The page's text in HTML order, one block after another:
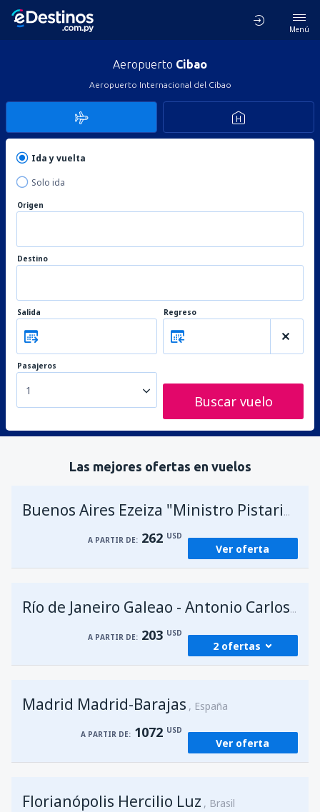
Menú
Aeropuerto Cibao
Aeropuerto Internacional del Cibao
Ida y vuelta
Solo ida
Origen
Destino
Salida Regreso
Pasajeros
1
Buscar vuelo
Las mejores ofertas en vuelos
Buenos Aires Ezeiza "Ministro Pistarini"
A PARTIR DE: 262 USD
Ver oferta
Río de Janeiro Galeao - Antonio Carlos Jobim
A PARTIR DE: 203 USD
2 ofertas
A PARTIR DE: 226USD
Asunción, Silvio Pettirossi (ASU)
A PARTIR DE: 203USD
Madrid Madrid-Barajas España
A PARTIR DE: 1072 USD
Ver oferta
Florianópolis Hercilio Luz Brasil